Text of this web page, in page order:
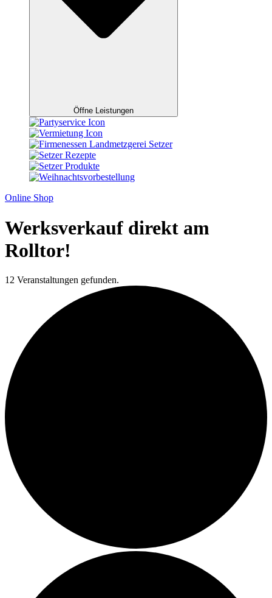
Öffne Leistungen
Online Shop
Werksverkauf direkt am
Rolltor!
12 Veranstaltungen gefunden.